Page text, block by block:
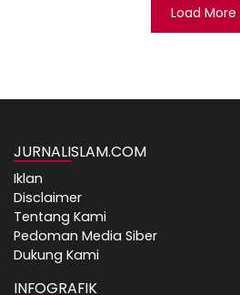
Load More
JURNALISLAM.COM
Iklan
Disclaimer
Tentang Kami
Pedoman Media Siber
Dukung Kami
INFOGRAFIK